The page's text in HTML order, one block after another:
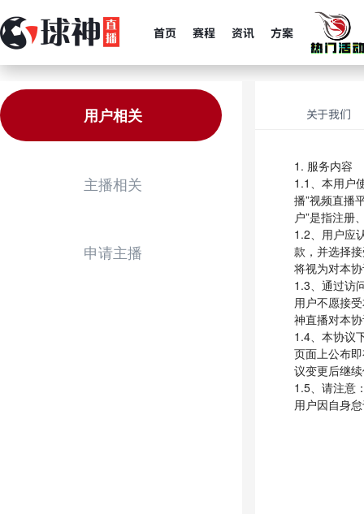
首页 赛程 资讯 方案
用户相关
主播相关
申请主播
关于我们
1. 服务内容
1.1、本用户
播”视频直播
户”是指注册
1.2、用户应
款，并选择
将视为对本
1.3、通过访
用户不愿接
神直播对本
1.4、本协议
页面上公布
议变更后继
1.5、请注意
用户因自身